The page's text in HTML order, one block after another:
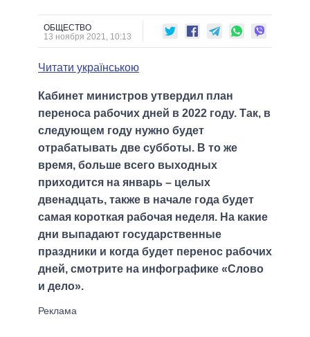
ДАЙДЖЕСТЫ
ВЕРХОВНАЯ РАДА
КАБИНЕТ МИНИСТРОВ
МЭРЫ
ВСЕ ПЕРСОНЫ
ПОДДЕРЖАТЬ
СРАВНЕНИЕ ПОЛИТИКОВ
ОБЩЕСТВО
13 ноября 2021, 10:13
Читати українською
Кабинет министров утвердил план
переноса рабочих дней в 2022 году. Так, в
следующем году нужно будет
отрабатывать две субботы. В то же
время, больше всего выходных
приходится на январь – целых
двенадцать, также в начале года будет
самая короткая рабочая неделя. На какие
дни выпадают государственные
праздники и когда будет перенос рабочих
дней, смотрите на инфографике «Слово
и дело».